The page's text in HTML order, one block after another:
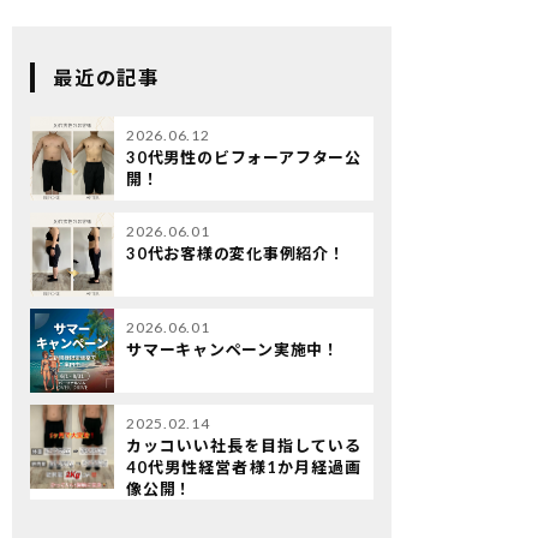
最近の記事
2026.06.12
30代男性のビフォーアフター公
開！
2026.06.01
30代お客様の変化事例紹介！
2026.06.01
サマーキャンペーン実施中！
2025.02.14
カッコいい社長を目指している
40代男性経営者様1か月経過画
像公開！